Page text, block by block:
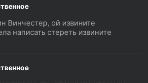
Винчестер, ой извините
написать стереть извините